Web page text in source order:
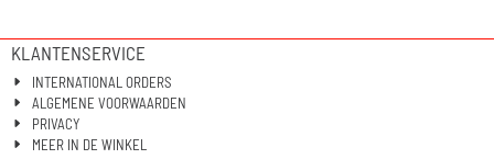
KLANTENSERVICE
INTERNATIONAL ORDERS
ALGEMENE VOORWAARDEN
PRIVACY
MEER IN DE WINKEL